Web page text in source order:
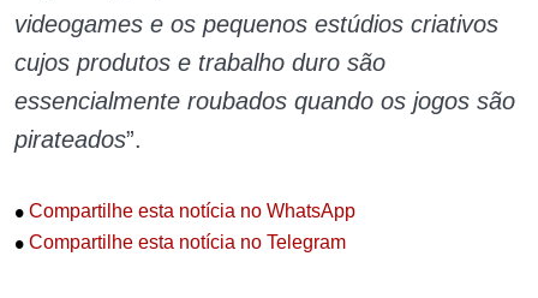
videogames e os pequenos estúdios criativos
cujos produtos e trabalho duro são
essencialmente roubados quando os jogos são
pirateados”.
• Compartilhe esta notícia no WhatsApp
• Compartilhe esta notícia no Telegram